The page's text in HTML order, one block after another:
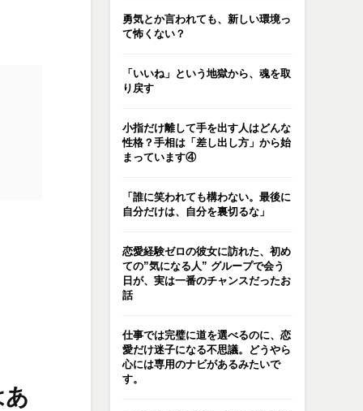
勇気とか言われても、新しい環境っ
て怖くない？
「いいね」という地獄から、魂を取
り戻す
小指だけ離して手を出す人はどんな
性格？手相は「差し出し方」から始
まっています④
「誰に笑われても構わない。最後に
自分だけは、自分を裏切るな」
恋愛経験ゼロの彼女に訪れた、初め
ての”気になる人” グループで会う
日が、実は一番のチャンスだったお
話
仕事では完璧に道を選べるのに、恋
愛だけ迷子になる不思議。どうやら
心には専用のナビがあるみたいで
す。